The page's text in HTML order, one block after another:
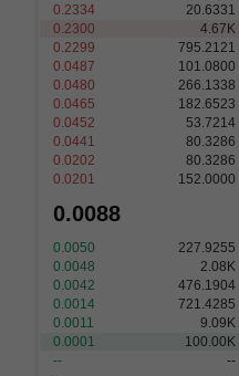
0.2334
20.6331
0.2300
4.67 K
0.2299
795.2121
0.0487
101.0800
0.0480
266.1338
0.0465
182.6523
0.0452
53.7214
0.0441
80.3286
0.0202
80.3286
0.0201
152.0000
0.0088
0.0050 227.9255
0.0048
2.08 K
0.0042
476.1904
0.0014
721.4285
0.0011
9.09 K
0.0001
100.00 K
--
--